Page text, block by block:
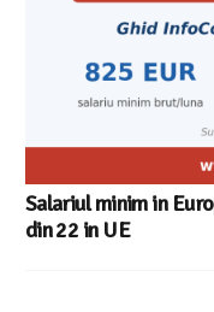
Salariul minim in
din 22 in UE